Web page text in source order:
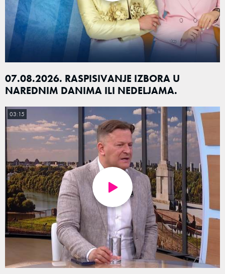
07.08.2026. RASPISIVANJE IZBORA U
NAREDNIM DANIMA ILI NEDELJAMA.
03:15